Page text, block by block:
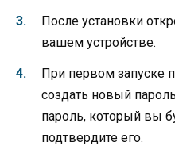
После установки
вашем устройстве.
При первом запуске
создать новый
пароль, который вы
подтвердите его.